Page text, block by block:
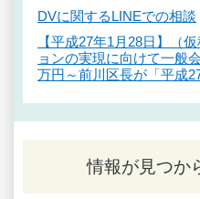
DVに関するLINEでの相談
【平成27年1月28日】（
ョンの実現に向けて一般
万円～前川区長が「平成
情報が見つか